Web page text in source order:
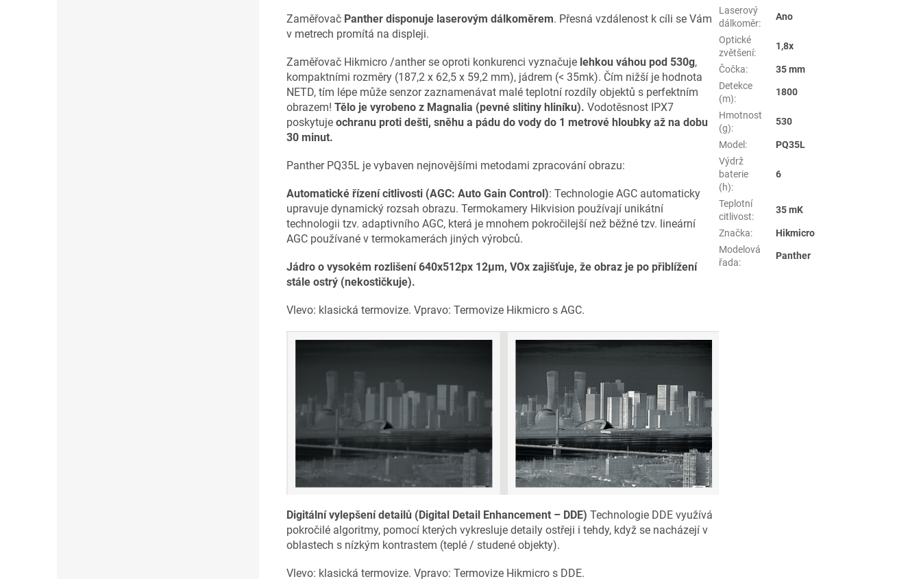
Zaměřovač Panther disponuje laserovým dálkoměrem. Přesná vzdálenost k cíli se Vám
v metrech promítá na displeji.
Zaměřovač Hikmicro /anther se oproti konkurenci vyznačuje lehkou váhou pod 530g,
kompaktními rozměry (187,2 x 62,5 x 59,2 mm), jádrem (< 35mk). Čím nižší je hodnota
NETD, tím lépe může senzor zaznamenávat malé teplotní rozdíly objektů s perfektním
obrazem! Tělo je vyrobeno z Magnalia (pevné slitiny hliníku). Vodotěsnost IPX7
poskytuje ochranu proti dešti, sněhu a pádu do vody do 1 metrové hloubky až na dobu
30 minut.
Panther PQ35L je vybaven nejnovějšími metodami zpracování obrazu:
Automatické řízení citlivosti (AGC: Auto Gain Control): Technologie AGC automaticky
upravuje dynamický rozsah obrazu. Termokamery Hikvision používají unikátní
technologii tzv. adaptivního AGC, která je mnohem pokročilejší než běžné tzv. lineární
AGC používané v termokamerách jiných výrobců.
Jádro o vysokém rozlišení 640x512px 12µm, VOx zajišťuje, že obraz je po přiblížení
stále ostrý (nekostičkuje).
Vlevo: klasická termovize. Vpravo: Termovize Hikmicro s AGC.
Digitální vylepšení detailů (Digital Detail Enhancement – DDE) Technologie DDE využívá
pokročilé algoritmy, pomocí kterých vykresluje detaily ostřeji i tehdy, když se nacházejí v
oblastech s nízkým kontrastem (teplé / studené objekty).
Vlevo: klasická termovize. Vpravo: Termovize Hikmicro s DDE.
Laserový
dálkoměr:
Ano
Optické
zvětšení:
1,8x
Čočka:
35 mm
Detekce
(m):
1800
Hmotnost
(g):
530
Model:
PQ35L
Výdrž
baterie
(h):
6
Teplotní
citlivost:
35 mK
Značka:
Hikmicro
Modelová
řada:
Panther